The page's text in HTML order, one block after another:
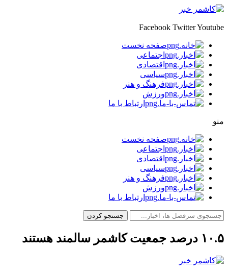
Facebook TwitterYoutube
صفحه نخست
اجتماعی
اقتصادی
سیاسی
فرهنگ و هنر
ورزش
ارتباط با ما
منو
صفحه نخست
اجتماعی
اقتصادی
سیاسی
فرهنگ و هنر
ورزش
ارتباط با ما
۱۰.۵ درصد جمعیت کاشمر سالمند هستند